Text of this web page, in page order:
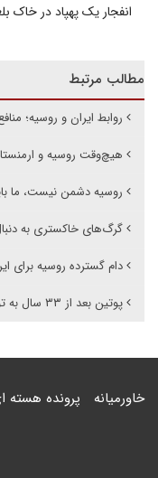
انفجار یک پهپاد در خاک
مطالب مرتبط
روابط ایران و روسیه؛
هیچ‌وقت روسیه و
روسیه دشمن نیست، ما
گرگ‌های خاکستری به
دام گسترده روسیه برای
پوتین بعد از ۳۳ سال به توصیه امام خمینی (ره) به گورباچف عمل کرد
خاورمیانه پرونده هسته